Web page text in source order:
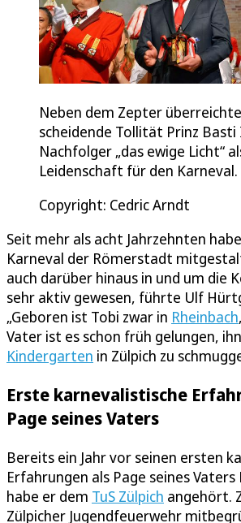
Neben dem Zepter
scheidende Tollität Prinz Basti
Nachfolger „das ewige Licht“
Leidenschaft für den Karneval.
Copyright: Cedric Arndt
Seit mehr als acht Jahrzehnten
Karneval der Römerstadt
auch darüber hinaus in und um die
sehr aktiv gewesen, führte Ulf
„Geboren ist Tobi zwar in Rheinbach
Vater ist es schon früh gelungen,
Kindergarten in Zülpich zu
Erste karnevalistische
Page seines Vaters
Bereits ein Jahr vor seinen ersten
Erfahrungen als Page seines
habe er dem TuS Zülpich angehört.
Zülpicher Jugendfeuerwehr